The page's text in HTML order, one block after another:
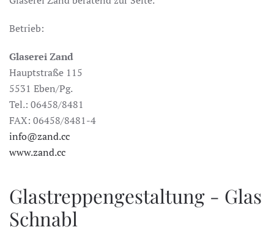
Betrieb:
Glaserei Zand
Hauptstraße 115
5531 Eben/Pg.
Tel.: 06458/8481
FAX: 06458/8481-4
info@zand.cc
www.zand.cc
Glastreppengestaltung - Glas
Schnabl